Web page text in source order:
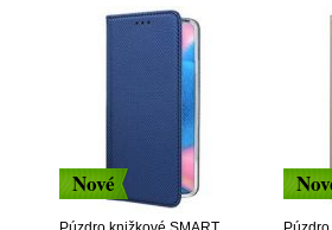
Nové